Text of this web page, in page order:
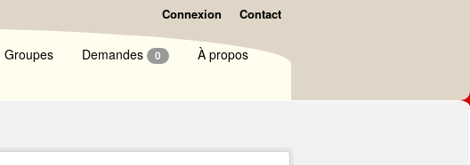
Connexion Contact
Groupes Demandes 0 À propos